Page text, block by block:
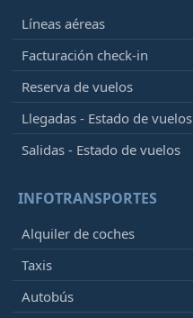
Líneas aéreas
Facturación check-in
Reserva de vuelos
Llegadas - Estado de vuelos
Salidas - Estado de vuelos
INFOTRANSPORTES
Alquiler de coches
Taxis
Autobús